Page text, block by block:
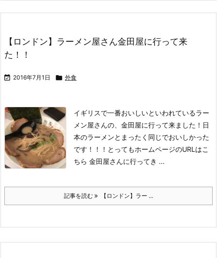
【ロンドン】ラーメン屋さん金田屋に行って来
た！！
 2016年7月1日  外食
イギリスで一番おいしいといわれているラー
メン屋さんの、金田屋に行って来ました！ 日
本のラーメンとまったく同じでおいしかった
です！！！とってもホームページのURLはこ
ちら 金田屋さんに行ってき ...
記事を読む 【ロンドン】ラー ...